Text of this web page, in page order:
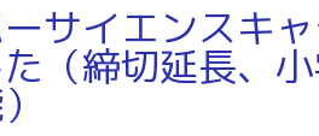
ーサイエンス
（締切延長、